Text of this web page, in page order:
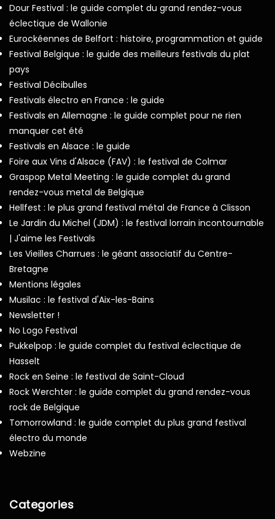
Dour Festival : le guide complet du grand rendez-vous
éclectique de Wallonie
Eurockéennes de Belfort : histoire, programmation et guide
Festival Belgique : le guide des meilleurs festivals du plat
pays
Festival Décibulles
Festivals électro en France : le guide
Festivals en Allemagne : le guide complet pour ne rien
manquer cet été
Festivals en Alsace : le guide
Foire aux Vins d'Alsace (FAV) : le festival de Colmar
Graspop Metal Meeting : le guide complet du grand
rendez-vous metal de Belgique
Hellfest : le plus grand festival métal de France à Clisson
Le Jardin du Michel (JDM) : le festival lorrain incontournable
| J'aime les Festivals
Les Vieilles Charrues : le géant associatif du Centre-
Bretagne
Mentions légales
Musilac : le festival d'Aix-les-Bains
Newsletter !
No Logo Festival
Pukkelpop : le guide complet du festival éclectique de
Hasselt
Rock en Seine : le festival de Saint-Cloud
Rock Werchter : le guide complet du grand rendez-vous
rock de Belgique
Tomorrowland : le guide complet du plus grand festival
électro du monde
Webzine
Categories